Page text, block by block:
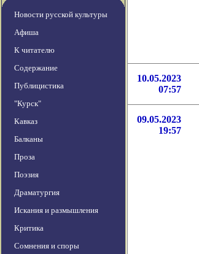
Новости русской культуры
Афиша
К читателю
Содержание
Публицистика
"Курск"
Кавказ
Балканы
Проза
Поэзия
Драматургия
Искания и размышления
Критика
Сомнения и споры
10.05.2023
07:57
09.05.2023
19:57